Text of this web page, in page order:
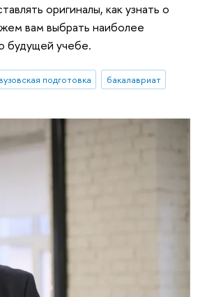
оригиналы, как узнать о
вам выбрать наиболее
будущей учебе.
подготовка бакалавриат